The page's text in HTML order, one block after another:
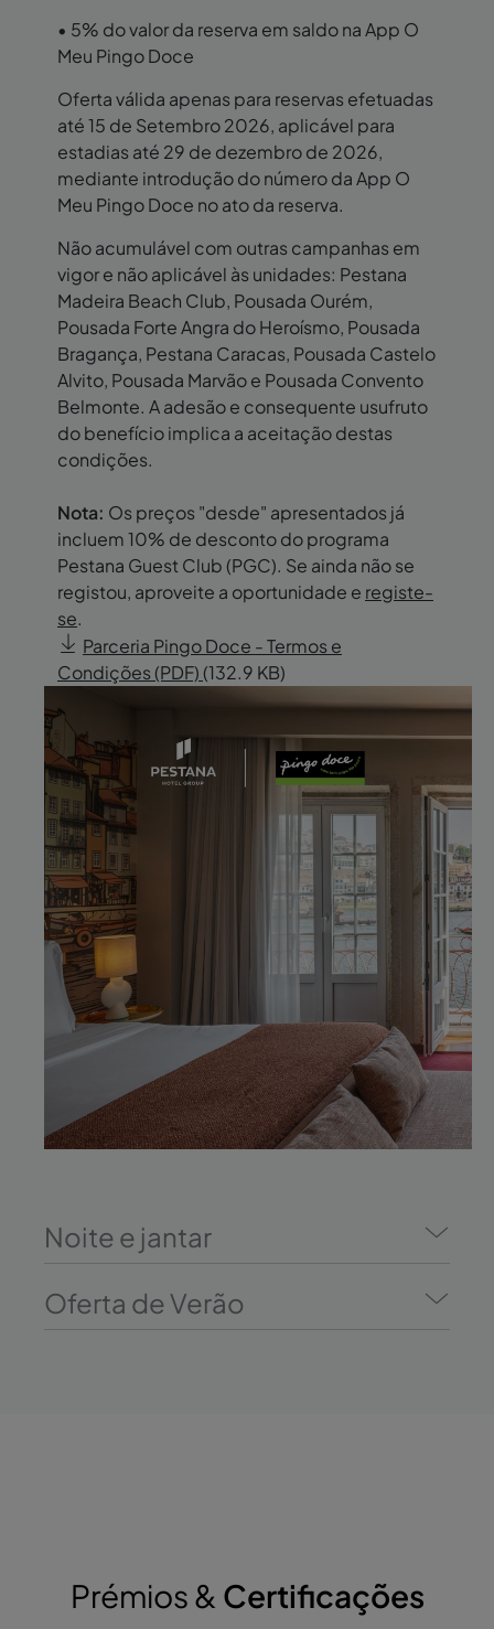
• 5% do valor da reserva em saldo na App O
Meu Pingo Doce
Oferta válida apenas para reservas efetuadas
até 15 de Setembro 2026, aplicável para
estadias até 29 de dezembro de 2026,
mediante introdução do número da App O
Meu Pingo Doce no ato da reserva.
Não acumulável com outras campanhas em
vigor e não aplicável às unidades: Pestana
Madeira Beach Club, Pousada Ourém,
Pousada Forte Angra do Heroísmo, Pousada
Bragança, Pestana Caracas, Pousada Castelo
Alvito, Pousada Marvão e Pousada Convento
Belmonte. A adesão e consequente usufruto
do benefício implica a aceitação destas
condições.
Nota: Os preços "desde" apresentados já
incluem 10% de desconto do programa
Pestana Guest Club (PGC). Se ainda não se
registou, aproveite a oportunidade e registe-
se.
Parceria Pingo Doce - Termos e
Condições (PDF) (132.9 KB)
Noite e jantar
Oferta de Verão
Prémios & Certificações